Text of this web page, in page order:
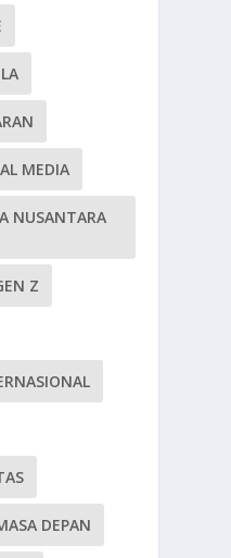
MEDIA
NUSANTARA
Z
DEPAN